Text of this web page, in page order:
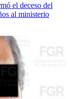
el deceso del
al ministerio